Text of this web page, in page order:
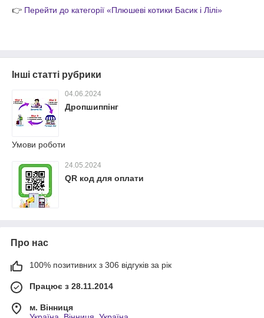
👉 Перейти до категорії «Плюшеві котики Басик і Лілі»
Інші статті рубрики
04.06.2024
Дропшиппінг
Умови роботи
24.05.2024
QR код для оплати
Про нас
100% позитивних з 306 відгуків за рік
Працює з 28.11.2014
м. Вінниця